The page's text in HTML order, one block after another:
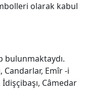
olarak kabul
bulunmaktaydı.
Candarlar, Emîr -i
Câmedar